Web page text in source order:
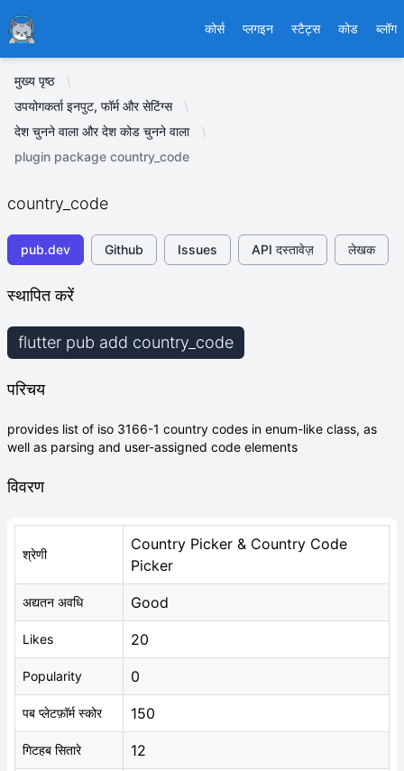
Ducafecat कोर्स प्लगइन स्टैट्स कोड ब्लॉग
मुख्य पृष्ठ
उपयोगकर्ता इनपुट, फॉर्म और सेटिंग्स
देश चुनने वाला और देश कोड चुनने वाला
plugin package country_code
country_code
pub.dev Github Issues API दस्तावेज़ लेखक
स्थापित करें
flutter pub add country_code
परिचय
provides list of iso 3166-1 country codes in enum-like class, as
well as parsing and user-assigned code elements
विवरण
श्रेणी
Country Picker & Country Code
Picker
अद्यतन अवधि Good
Likes 20
Popularity 0
पब प्लेटफ़ॉर्म स्कोर 150
गिटहब सितारे 12